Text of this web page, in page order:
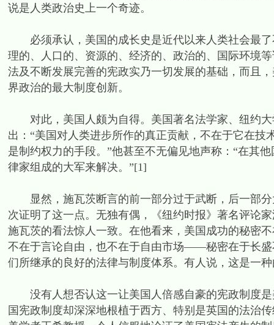
说是人类政治史上一个奇迹。
必须承认，美国的成长史是近代以来人类社会最了
理的、人口的、资源的、经济的、政治的、国际环境
法及不断发展完善的宪政实乃一切发展的基础，而且
界政治的最大制度创新。
对此，美国人颇为自得。美国著名法学家、纽约大
出：“美国对人类进步所作的真正贡献，不在于它在
是制约权力的手段。”他甚至不无偏见地声称：“在其
律家组成的大军来解决。”[1]
显然，施瓦茨断言的前一部分过于武断，后一部分
次证明了这一点。无独有偶，《纽约时报》著名评论
施瓦茨的看法惊人一致。在他看来，美国成功的秘密
不在于言论自由，也不在于自由市场——秘密在于长
们所继承的良好的法律与制度体系。有人说，这是一
没有人想否认这一让美国人倍感自豪的宪政制度是
国宪政制度却深深地根植于西方、特别是英国的法治